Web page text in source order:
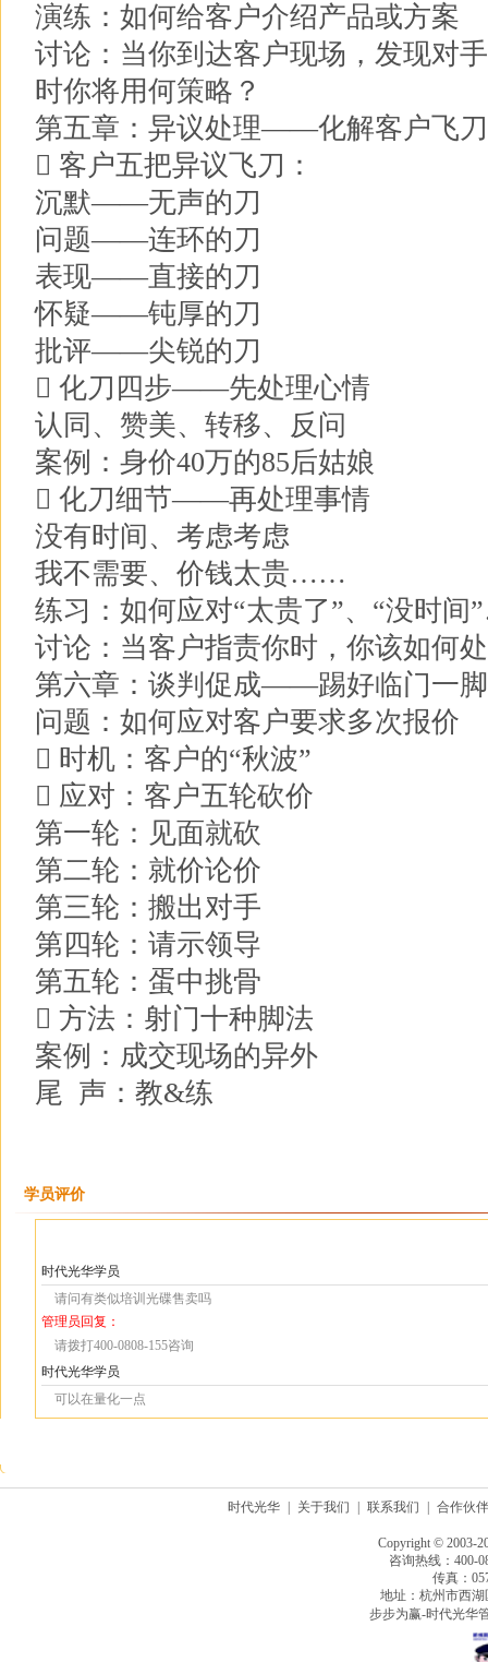
演练：如何给客户介绍产品或方案
讨论：当你到达客户现场，发现对
时你将用何策略？
第五章：异议处理——化解客户飞刀
 客户五把异议飞刀：
沉默——无声的刀
问题——连环的刀
表现——直接的刀
怀疑——钝厚的刀
批评——尖锐的刀
 化刀四步——先处理心情
认同、赞美、转移、反问
案例：身价40万的85后姑娘
 化刀细节——再处理事情
没有时间、考虑考虑
我不需要、价钱太贵……
练习：如何应对“太贵了”、“没时
讨论：当客户指责你时，你该如何
第六章：谈判促成——踢好临门一脚
问题：如何应对客户要求多次报价
 时机：客户的“秋波”
 应对：客户五轮砍价
第一轮：见面就砍
第二轮：就价论价
第三轮：搬出对手
第四轮：请示领导
第五轮：蛋中挑骨
 方法：射门十种脚法
案例：成交现场的异外
尾 声：教&练
学员评价
时代光华学员
请问有类似培训光碟售卖吗
管理员回复：
请拨打400-0808-155咨询
时代光华学员
可以在量化一点
时代光华 关于我们 联系我们 合作伙伴
Copyright © 2003-
咨询热线：400-
传真：
地址：杭州市西
步步为赢-时代光华